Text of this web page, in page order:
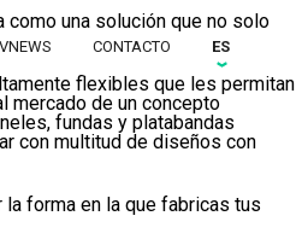
CONTACTO ES
una solución que no solo
flexibles que les permitan
mercado de un concepto
fundas y platabandas
con multitud de diseños con
forma en la que fabricas tus